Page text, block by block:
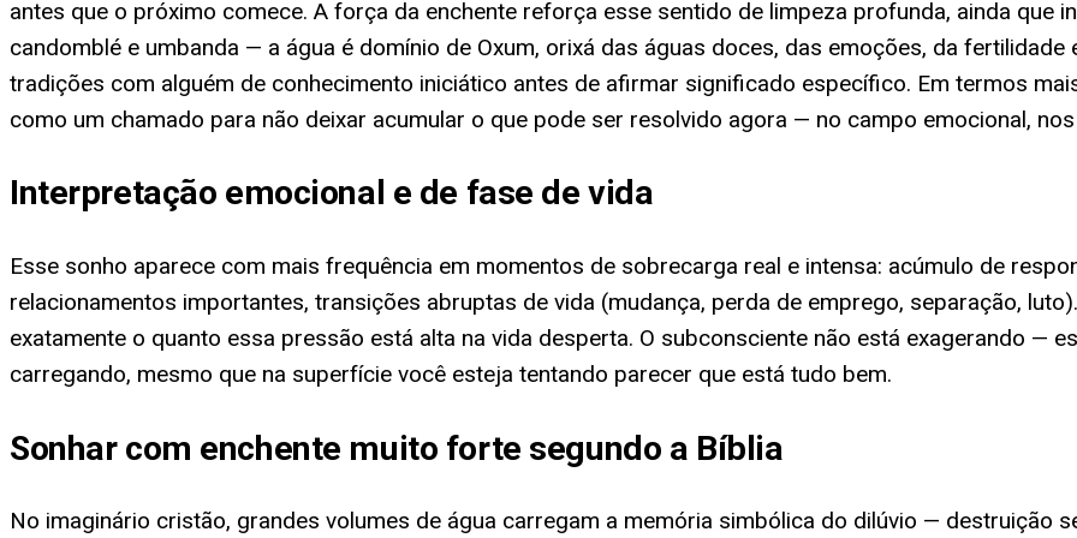
antes que o próximo comece. A força da enchente reforça esse sentido de limpeza profunda, ainda que
candomblé e umbanda — a água é domínio de Oxum, orixá das águas doces, das emoções, da
tradições com alguém de conhecimento iniciático antes de afirmar significado específico. Em termos
como um chamado para não deixar acumular o que pode ser resolvido agora — no campo emocional,
Interpretação emocional e de fase de vida
Esse sonho aparece com mais frequência em momentos de sobrecarga real e intensa: acúmulo de
relacionamentos importantes, transições abruptas de vida (mudança, perda de emprego, separação,
exatamente o quanto essa pressão está alta na vida desperta. O subconsciente não está exagerando —
carregando, mesmo que na superfície você esteja tentando parecer que está tudo bem.
Sonhar com enchente muito forte segundo a Bíblia
No imaginário cristão, grandes volumes de água carregam a memória simbólica do dilúvio — destruição